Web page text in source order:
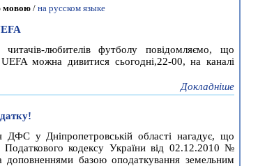
мовою/ на русском языке
любителів футболу повідомляємо, що
можна дивитися сьогодні,22-00, на каналі
Докладніше
ДФС у Дніпропетровській області нагадує, що
Податкового кодексу України від 02.12.2010 №
доповненнями базою оподаткування земельним